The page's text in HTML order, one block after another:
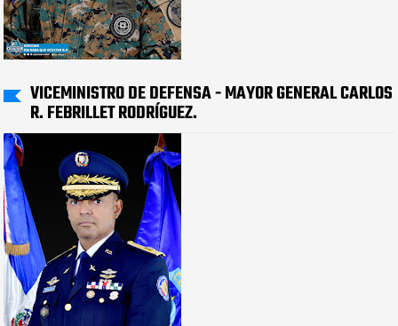
VICEMINISTRO DE DEFENSA - MAYOR GENERAL CARLOS
R. FEBRILLET RODRÍGUEZ.